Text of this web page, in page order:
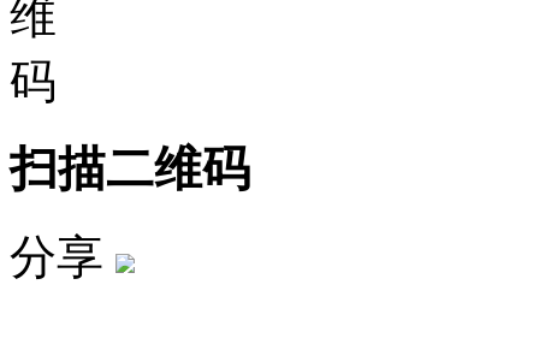
扫描二维码
分享